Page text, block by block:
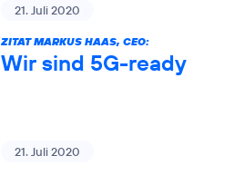
21. Juli 2020
ZITAT MARKUS HAAS, CEO:
Wir sind 5G-ready
21. Juli 2020